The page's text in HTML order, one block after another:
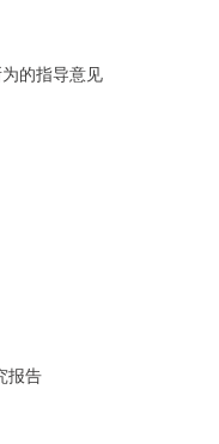
的指导意见
报告